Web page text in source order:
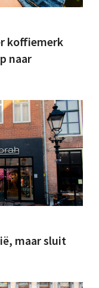
koffiemerk
naar
maar sluit